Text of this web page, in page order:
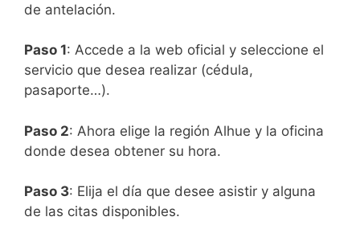
de antelación.
Paso 1: Accede a la web oficial y seleccione el
servicio que desea realizar (cédula,
pasaporte…).
Paso 2: Ahora elige la región Alhue y la oficina
donde desea obtener su hora.
Paso 3: Elija el día que desee asistir y alguna
de las citas disponibles.